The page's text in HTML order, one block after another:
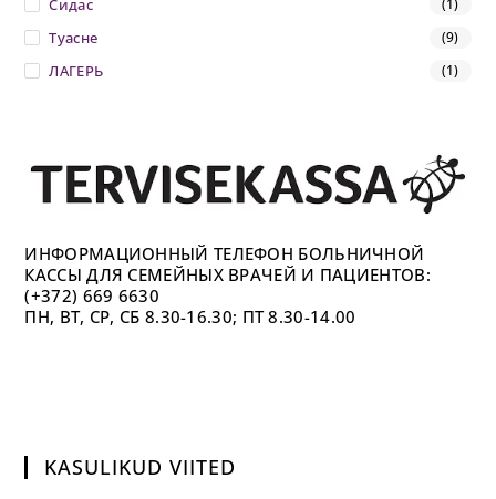
Сидас
Туасне (9)
ЛАГЕРЬ (1)
ИНФОРМАЦИОННЫЙ ТЕЛЕФОН БОЛЬНИЧНОЙ
КАССЫ ДЛЯ СЕМЕЙНЫХ ВРАЧЕЙ И ПАЦИЕНТОВ:
(+372) 669 6630
ПН, ВТ, СР, СБ 8.30-16.30; ПТ 8.30-14.00
KASULIKUD VIITED